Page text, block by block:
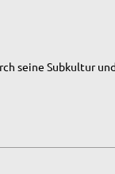
seine Subkultur